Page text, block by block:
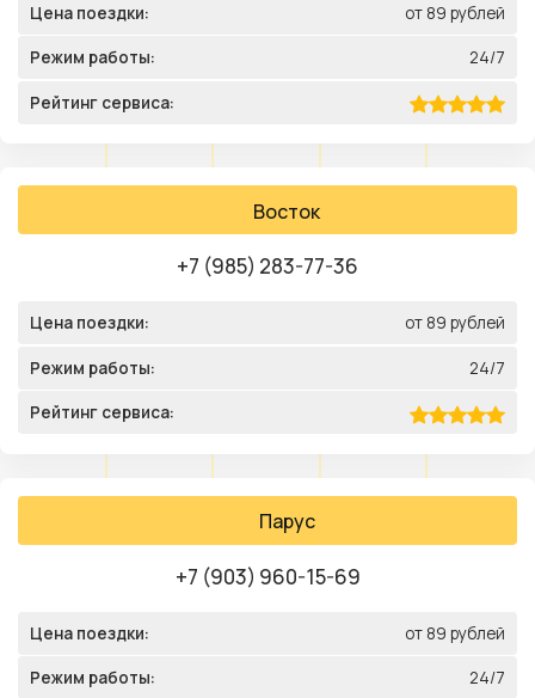
Цена поездки: от 89 рублей
Режим работы: 24/7
Рейтинг сервиса:
Восток
+7 (985) 283-77-36
Цена поездки: от 89 рублей
Режим работы: 24/7
Рейтинг сервиса:
Парус
+7 (903) 960-15-69
Цена поездки: от 89 рублей
Режим работы: 24/7